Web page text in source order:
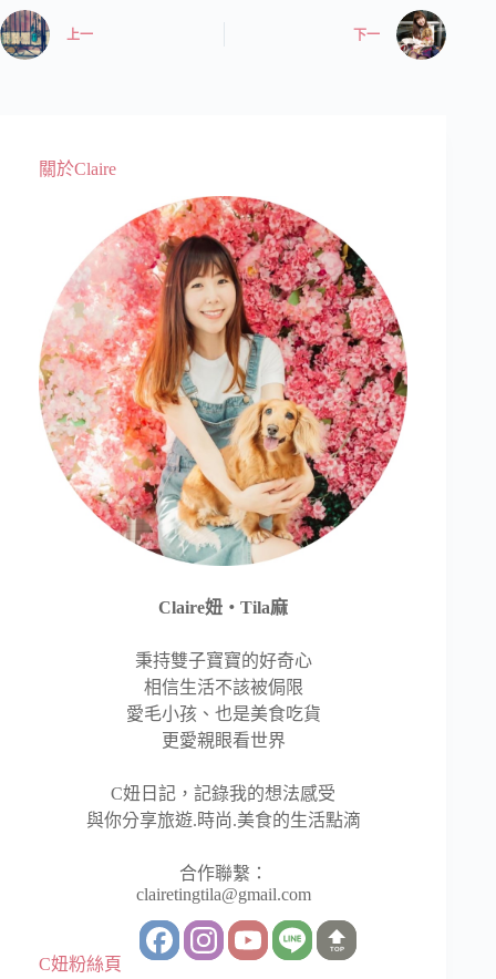
上一 下一
關於Claire
Claire妞‧Tila麻
秉持雙子寶寶的好奇心
相信生活不該被侷限
愛毛小孩、也是美食吃貨
更愛親眼看世界
C妞日記，記錄我的想法感受
與你分享旅遊.時尚.美食的生活點滴
合作聯繫：
clairetingtila@gmail.com
C妞粉絲頁
TOP